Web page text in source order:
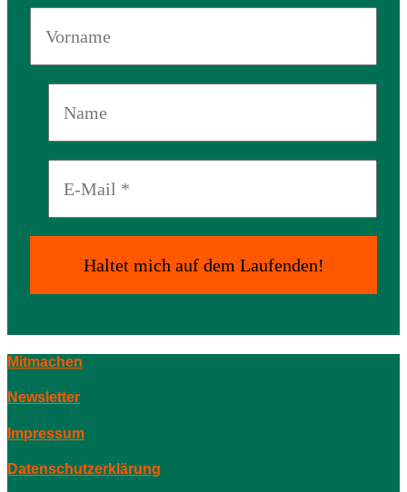
Mitmachen
Newsletter
Impressum
Datenschutzerklärung